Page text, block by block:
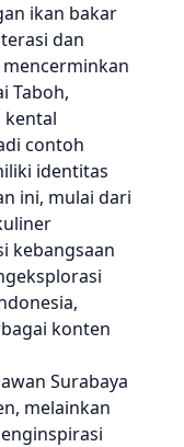
ikan bakar
dan
Taboh,
kental
contoh
identitas
ini, mulai dari
kebangsaan
konten
Surabaya
melainkan